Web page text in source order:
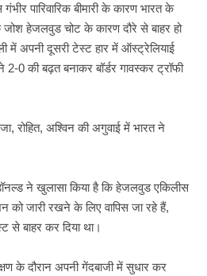
पारिवारिक बीमारी के कारण भारत के
जोश हेजलवुड चोट के कारण दौरे से बाहर हो
में अपनी दूसरी टेस्ट हार में ऑस्ट्रेलियाई
2-0 की बढ़त बनाकर बॉर्डर गावस्कर ट्रॉफी
रोहित, अश्विन की अगुवाई में भारत ने
ने खुलासा किया है कि हेजलवुड एकिलीस
को जारी रखने के लिए वापिस जा रहे हैं,
से बाहर कर दिया था।
के दौरान अपनी गेंदबाजी में सुधार कर